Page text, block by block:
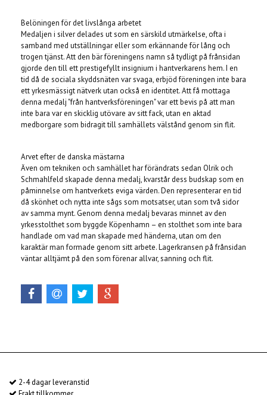
Belöningen för det livslånga arbetet
Medaljen i silver delades ut som en särskild utmärkelse, ofta i
samband med utställningar eller som erkännande för lång och
trogen tjänst. Att den bär föreningens namn så tydligt på frånsidan
gjorde den till ett prestigefyllt insignium i hantverkarens hem. I en
tid då de sociala skyddsnäten var svaga, erbjöd föreningen inte bara
ett yrkesmässigt nätverk utan också en identitet. Att få mottaga
denna medalj "från hantverksföreningen" var ett bevis på att man
inte bara var en skicklig utövare av sitt fack, utan en aktad
medborgare som bidragit till samhällets välstånd genom sin flit.
Arvet efter de danska mästarna
Även om tekniken och samhället har förändrats sedan Olrik och
Schmahlfeld skapade denna medalj, kvarstår dess budskap som en
påminnelse om hantverkets eviga värden. Den representerar en tid
då skönhet och nytta inte sågs som motsatser, utan som två sidor
av samma mynt. Genom denna medalj bevaras minnet av den
yrkesstolthet som byggde Köpenhamn – en stolthet som inte bara
handlade om vad man skapade med händerna, utan om den
karaktär man formade genom sitt arbete. Lagerkransen på frånsidan
väntar alltjämt på den som förenar allvar, sanning och flit.
2-4 dagar leveranstid